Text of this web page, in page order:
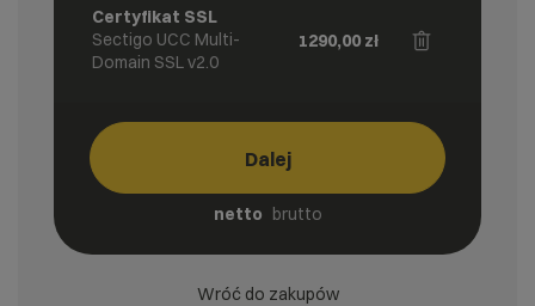
Certyfikat SSL
Sectigo UCC Multi-
Domain SSL v2.0
1290,00 zł
Dalej
netto brutto
Wróć do zakupów